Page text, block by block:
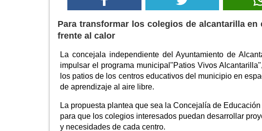
Para transformar los colegios de alcantarilla
frente al calor
La concejala independiente del Ayuntamiento de
impulsar el programa municipal"Patios Vivos
los patios de los centros educativos del municipio en
de aprendizaje al aire libre.
La propuesta plantea que sea la Concejalía de
para que los colegios interesados puedan desarrollar
y necesidades de cada centro.